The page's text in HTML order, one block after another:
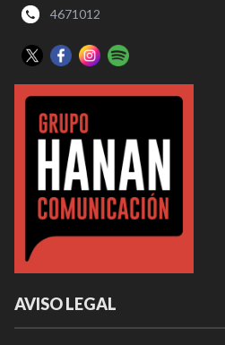
4671012
AVISO LEGAL